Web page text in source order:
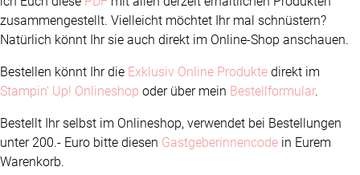
zusammengestellt. Vielleicht möchtet Ihr mal schnüstern?
Natürlich könnt Ihr sie auch direkt im Online-Shop anschauen.
Bestellen könnt Ihr die Exklusiv Online Produkte direkt im
Stampin‘ Up! Onlineshop oder über mein Bestellformular.
Bestellt Ihr selbst im Onlineshop, verwendet bei Bestellungen
unter 200.- Euro bitte diesen Gastgeberinnencode in Eurem
Warenkorb.